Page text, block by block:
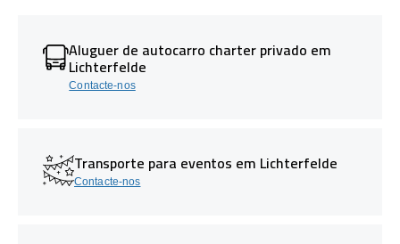
Aluguer de autocarro charter privado em
Lichterfelde
Contacte-nos
Transporte para eventos em Lichterfelde
Contacte-nos